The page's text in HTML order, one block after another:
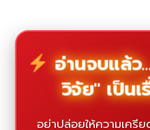
อ่านจบแล้ว
วิจัย" เป็น
อย่าปล่อยให้ความเครี